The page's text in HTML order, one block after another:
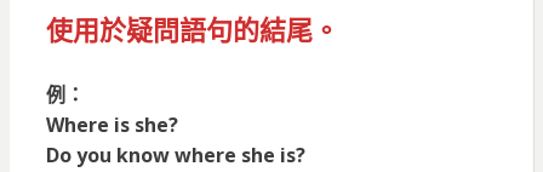
使用於疑問語句的結尾。
例：
Where is she?
Do you know where she is?